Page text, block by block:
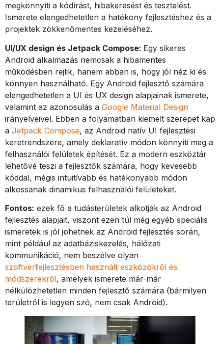
megkönnyíti a kódírást, hibakeresést és tesztelést.
Ismerete elengedhetetlen a hatékony fejlesztéshez és a
projektek zökkenőmentes kezeléséhez.
UI/UX design és Jetpack Compose: Egy sikeres
Android alkalmazás nemcsak a hibamentes
működésben rejlik, hanem abban is, hogy jól néz ki és
könnyen használható. Egy Android fejlesztő számára
elengedhetetlen a UI és UX design alapjainak ismerete,
valamint az azonosulás a Google Material Design
irányelveivel. Ebben a folyamatban kiemelt szerepet kap
a Jetpack Compose, az Android natív UI fejlesztési
keretrendszere, amely deklaratív módon könnyíti meg a
felhasználói felületek építését. Ez a modern eszköztár
lehetővé teszi a fejlesztők számára, hogy kevesebb
kóddal, mégis intuitívabb és hatékonyabb módon
alkossanak dinamikus felhasználói felületeket.
Fontos: ezek fő a tudásterületek alkotják az Android
fejlesztés alapjait, viszont ezen túl még egyéb speciális
ismeretek is jól jöhetnek az Android fejlesztés során,
mint például az adatbáziskezelés, hálózati
kommunikáció, nem beszélve olyan
szoftverfejlesztésben használt eszközökről és
módszerekről, amelyek ismerete már-már
nélkülözhetetlen minden fejlesztő számára (bármilyen
területről is legyen szó, nem csak Android).